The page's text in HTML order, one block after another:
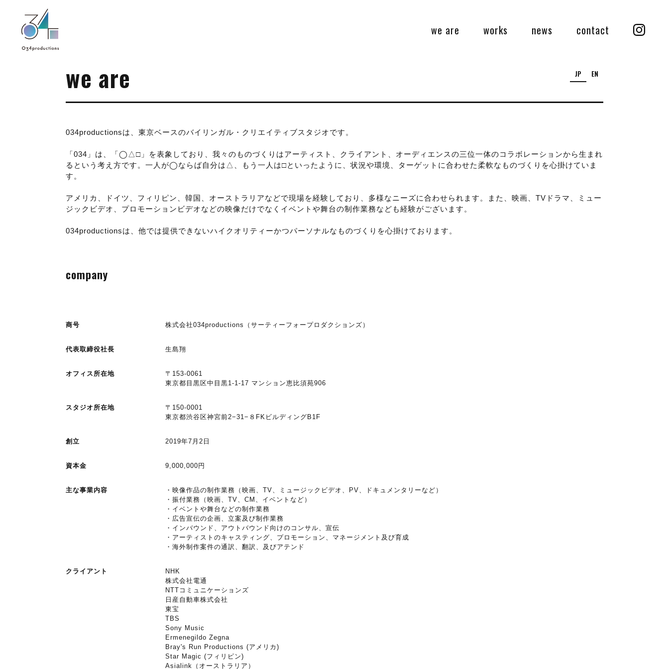
we are works news contact
we are JP EN
034productionsは、東京ベースのバイリンガル・クリエイティブスタジオです。
「034」は、「◯△□」を表象しており、我々のものづくりはアーティスト、クライアント、オーディエンスの三位一体のコラボレーションから生まれ
るという考え方です。一人が◯ならば自分は△、もう一人は□といったように、状況や環境、ターゲットに合わせた柔軟なものづくりを心掛けていま
す。
アメリカ、ドイツ、フィリピン、韓国、オーストラリアなどで現場を経験しており、多様なニーズに合わせられます。また、映画、TVドラマ、ミュー
ジックビデオ、プロモーションビデオなどの映像だけでなくイベントや舞台の制作業務なども経験がございます。
034productionsは、他では提供できないハイクオリティーかつパーソナルなものづくりを心掛けております。
company
商号 株式会社034productions（サーティーフォープロダクションズ）
代表取締役社長 生島翔
オフィス所在地
〒153-0061
東京都目黒区中目黒1-1-17 マンション恵比須苑906
スタジオ所在地
〒150-0001
東京都渋谷区神宮前2−31−８FKビルディングB1F
創立 2019年7月2日
資本金 9,000,000円
主な事業内容
・映像作品の制作業務（映画、TV、ミュージックビデオ、PV、ドキュメンタリーなど）
・振付業務（映画、TV、CM、イベントなど）
・イベントや舞台などの制作業務
・広告宣伝の企画、立案及び制作業務
・インバウンド、アウトバウンド向けのコンサル、宣伝
・アーティストのキャスティング、プロモーション、マネージメント及び育成
・海外制作案件の通訳、翻訳、及びアテンド
クライアント
NHK
株式会社電通
NTTコミュニケーションズ
日産自動車株式会社
東宝
TBS
Sony Music
Ermenegildo Zegna
Bray's Run Productions (アメリカ)
Star Magic (フィリピン)
Asialink（オーストラリア）